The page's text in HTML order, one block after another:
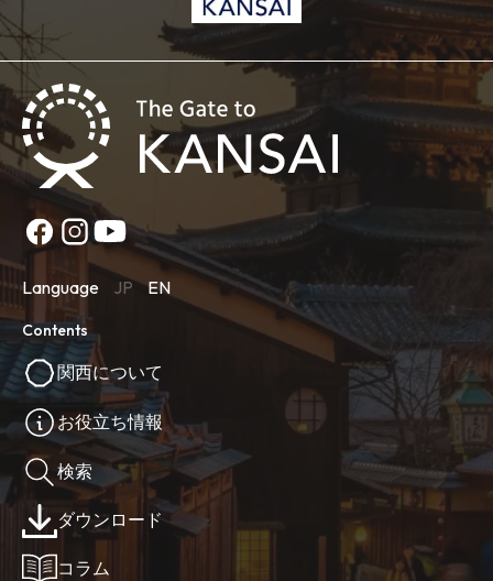
Language JP EN
Contents
関西について
お役立ち情報
検索
ダウンロード
コラム